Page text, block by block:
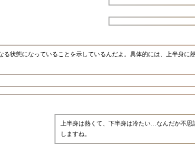
状態になっていることを示しているんだよ。具体的には、上半身に
上半身は熱くて、下半身は冷たい…なんだか不思
しますね。